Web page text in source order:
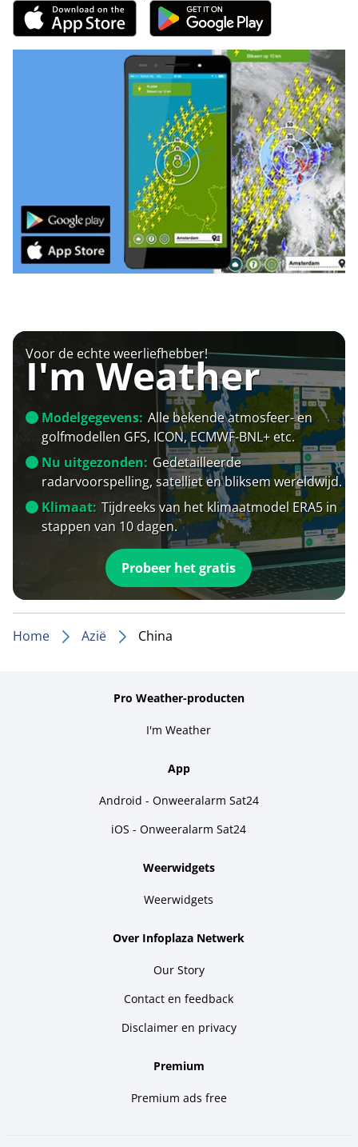
Voor de echte weerliefhebber!
I'm Weather
Modelgegevens: Alle bekende atmosfeer- en
golfmodellen GFS, ICON, ECMWF-BNL+ etc.
Nu uitgezonden: Gedetailleerde
radarvoorspelling, satelliet en bliksem wereldwijd.
Klimaat: Tijdreeks van het klimaatmodel ERA5 in
stappen van 10 dagen.
Probeer het gratis
Home Azië China
Pro Weather-producten
I'm Weather
App
Android - Onweeralarm Sat24
iOS - Onweeralarm Sat24
Weerwidgets
Weerwidgets
Over Infoplaza Netwerk
Our Story
Contact en feedback
Disclaimer en privacy
Premium
Premium ads free